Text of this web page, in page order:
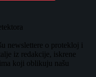
newslettere o protekloj i
iz redakcije, iskrene
koji oblikuju našu